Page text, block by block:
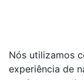
Nós utilizamos
experiência de